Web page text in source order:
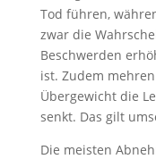
Tod führen,
zwar die
Beschwerden
ist. Zudem
Übergewicht die
senkt. Das gilt
Die meisten